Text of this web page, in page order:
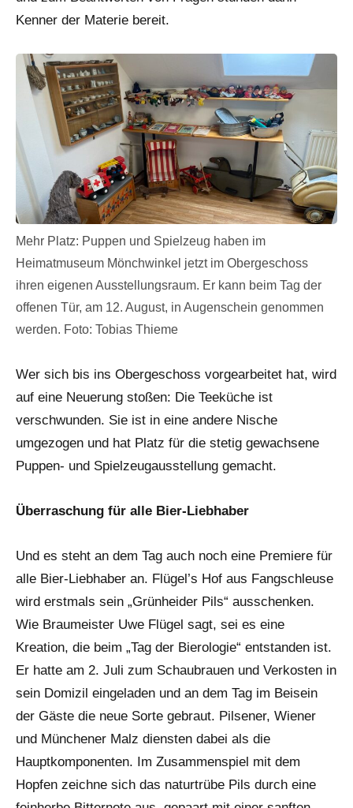
Kenner der Materie bereit.
Mehr Platz: Puppen und Spielzeug haben im
Heimatmuseum Mönchwinkel jetzt im Obergeschoss
ihren eigenen Ausstellungsraum. Er kann beim Tag der
offenen Tür, am 12. August, in Augenschein genommen
werden. Foto: Tobias Thieme
Wer sich bis ins Obergeschoss vorgearbeitet hat, wird
auf eine Neuerung stoßen: Die Teeküche ist
verschwunden. Sie ist in eine andere Nische
umgezogen und hat Platz für die stetig gewachsene
Puppen- und Spielzeugausstellung gemacht.
Überraschung für alle Bier-Liebhaber
Und es steht an dem Tag auch noch eine Premiere für
alle Bier-Liebhaber an. Flügel’s Hof aus Fangschleuse
wird erstmals sein „Grünheider Pils“ ausschenken.
Wie Braumeister Uwe Flügel sagt, sei es eine
Kreation, die beim „Tag der Bierologie“ entstanden ist.
Er hatte am 2. Juli zum Schaubrauen und Verkosten in
sein Domizil eingeladen und an dem Tag im Beisein
der Gäste die neue Sorte gebraut. Pilsener, Wiener
und Münchener Malz diensten dabei als die
Hauptkomponenten. Im Zusammenspiel mit dem
Hopfen zeichne sich das naturtrübe Pils durch eine